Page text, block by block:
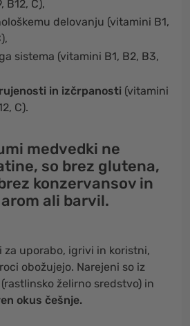
B12, C),
delovanju (vitamini B1,
sistema (vitamini B1, B2, B3,
in izčrpanosti (vitamini
C).
medvedki ne
so brez glutena,
konzervansov in
ali barvil.
za uporabo, igrivi in koristni,
obožujejo. Narejeni so iz
želirno sredstvo) in
okus češnje.